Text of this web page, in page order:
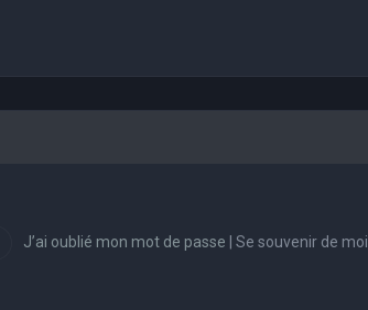
J’ai oublié mon mot de passe Se souvenir de moi